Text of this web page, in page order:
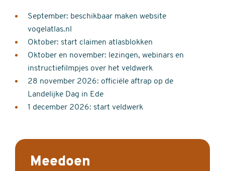
September: beschikbaar maken website
vogelatlas.nl
Oktober: start claimen atlasblokken
Oktober en november: lezingen, webinars en
instructiefilmpjes over het veldwerk
28 november 2026: officiële aftrap op de
Landelijke Dag in Ede
1 december 2026: start veldwerk
Meedoen